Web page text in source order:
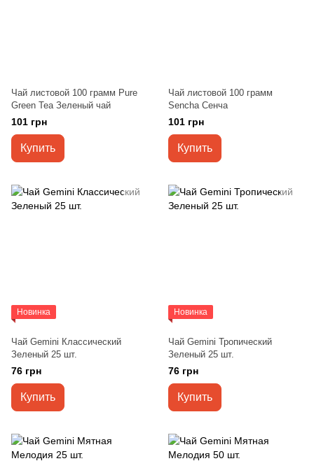
Чай листовой 100 грамм Pure
Green Tea Зеленый чай
101 грн
Купить
Чай листовой 100 грамм
Sencha Сенча
101 грн
Купить
Новинка
Чай Gemini Классический
Зеленый 25 шт.
76 грн
Купить
Новинка
Чай Gemini Тропический
Зеленый 25 шт.
76 грн
Купить